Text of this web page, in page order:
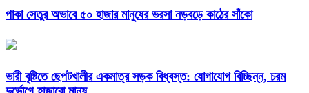
পাকা সেতুর অভাবে ৫০ হাজার মানুষের ভরসা নড়বড়ে কাঠের সাঁকো
ভারী বৃষ্টিতে ছেপটখালীর একমাত্র সড়ক বিধ্বস্ত: যোগাযোগ বিচ্ছিন্ন, চরম